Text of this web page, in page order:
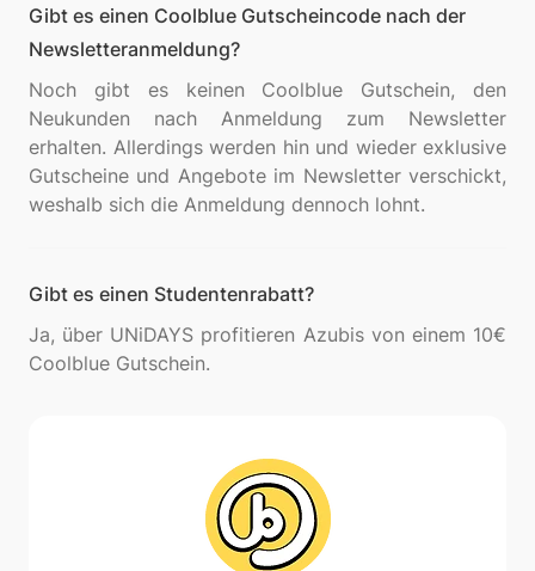
Gibt es einen Coolblue Gutscheincode nach der
Newsletteranmeldung?
Noch gibt es keinen Coolblue Gutschein, den
Neukunden nach Anmeldung zum Newsletter
erhalten. Allerdings werden hin und wieder exklusive
Gutscheine und Angebote im Newsletter verschickt,
Gibt es einen Studentenrabatt?
Ja, über UNiDAYS profitieren Azubis von einem 10€